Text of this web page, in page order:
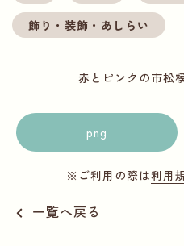
飾り・装飾・あしらい
赤とピンクの市松
png
※ご利用の際は利用
一覧へ戻る